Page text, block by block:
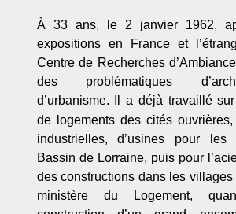
À 33 ans, le 2 janvier 1962,
expositions en France et
Centre de Recherches
des problématiques
d’urbanisme.
Il a déjà travaillé
de logements des cités ouvrières,
industrielles, d’usines pour les
Bassin de Lorraine, puis pour
des constructions dans les
ministère du Logement,